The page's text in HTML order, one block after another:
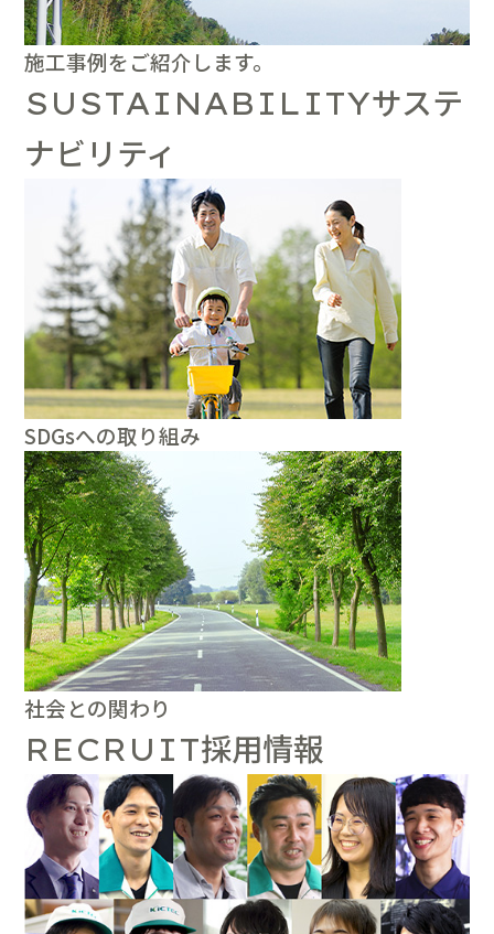
施工事例をご紹介します。
SUSTAINABILITYサステ
ナビリティ
SDGsへの取り組み
社会との関わり
RECRUIT採用情報